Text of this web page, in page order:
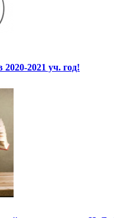
2021 уч. год!